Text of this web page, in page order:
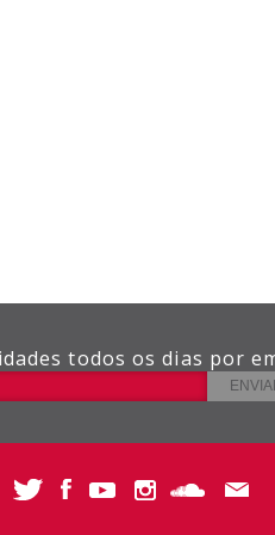
todos os dias por